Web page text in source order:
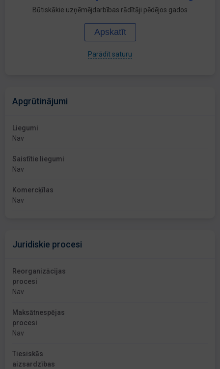
Būtiskākie uzņēmējdarbības rādītāji pēdējos gados
Apskatīt
Parādīt saturu
Apgrūtinājumi
Liegumi
Nav
Saistītie liegumi
Nav
Komercķīlas
Nav
Juridiskie procesi
Reorganizācijas
procesi
Nav
Maksātnespējas
procesi
Nav
Tiesiskās
aizsardzības